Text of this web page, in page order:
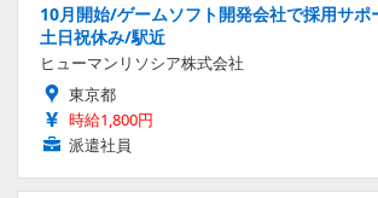
10月開始/ゲームソフト開発会社で採用サ
土日祝休み/駅近
ヒューマンリソシア株式会社
東京都
時給1,800円
派遣社員